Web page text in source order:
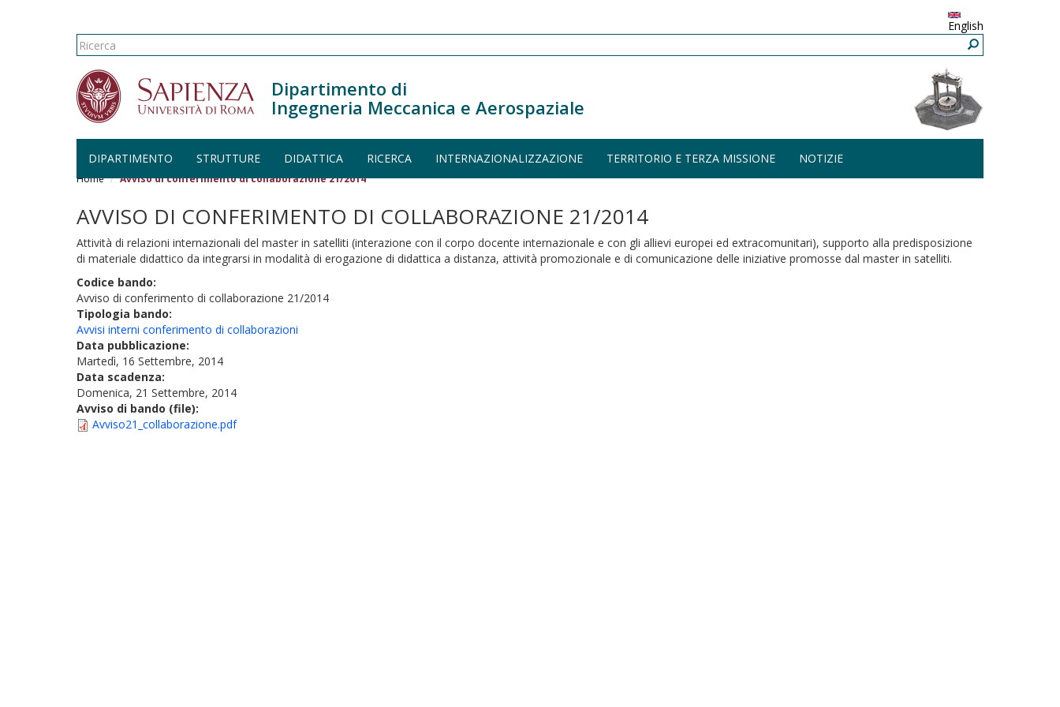
Salta al contenuto principale
English
Form di ricerca
Ricerca
Dipartimento di
Ingegneria Meccanica e Aerospaziale
DIPARTIMENTO STRUTTURE DIDATTICA RICERCA INTERNAZIONALIZZAZIONE TERRITORIO E TERZA MISSIONE NOTIZIE
Home Avviso di conferimento di collaborazione 21/2014
AVVISO DI CONFERIMENTO DI COLLABORAZIONE 21/2014
Attività di relazioni internazionali del master in satelliti (interazione con il corpo docente internazionale e con gli allievi europei ed extracomunitari), supporto alla predisposizione
di materiale didattico da integrarsi in modalità di erogazione di didattica a distanza, attività promozionale e di comunicazione delle iniziative promosse dal master in satelliti.
Codice bando:
Avviso di conferimento di collaborazione 21/2014
Tipologia bando:
Avvisi interni conferimento di collaborazioni
Data pubblicazione:
Martedì, 16 Settembre, 2014
Data scadenza:
Domenica, 21 Settembre, 2014
Avviso di bando (file):
Avviso21_collaborazione.pdf